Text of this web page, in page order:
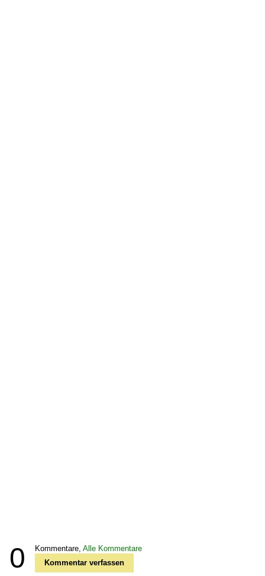
0 Kommentare, Alle Kommentare
Kommentar verfassen